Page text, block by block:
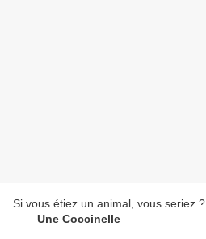
Si vous étiez un animal, vous seriez ?
Une Coccinelle